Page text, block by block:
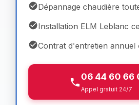
Dépannage chaudière
Installation ELM Leblanc
Contrat d'entretien annuel
06 44 60 66
Appel gratuit 24/7